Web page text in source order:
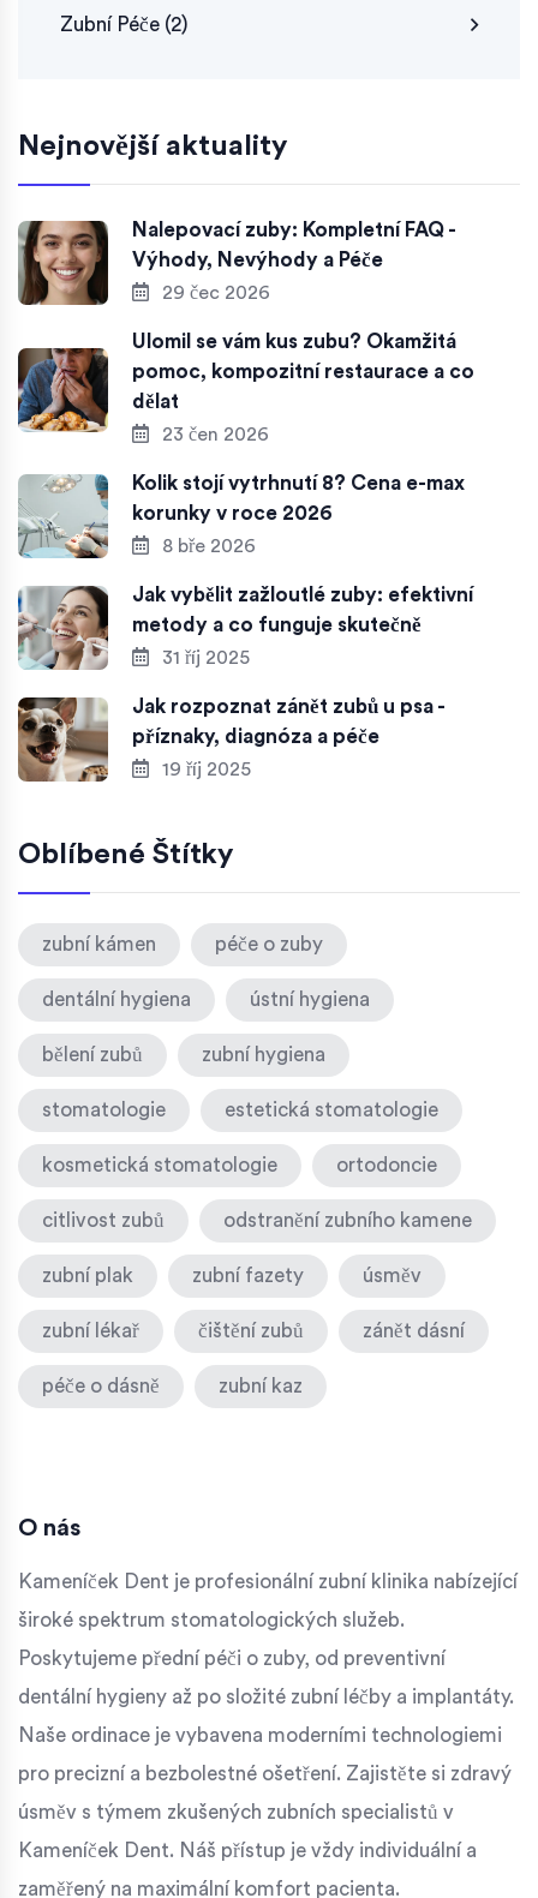
Zubní Péče (2)
Nejnovější aktuality
Nalepovací zuby: Kompletní FAQ -
Výhody, Nevýhody a Péče
29 čec 2026
Ulomil se vám kus zubu? Okamžitá
pomoc, kompozitní restaurace a co
dělat
23 čen 2026
Kolik stojí vytrhnutí 8? Cena e-max
korunky v roce 2026
8 bře 2026
Jak vybělit zažloutlé zuby: efektivní
metody a co funguje skutečně
31 říj 2025
Jak rozpoznat zánět zubů u psa -
příznaky, diagnóza a péče
19 říj 2025
Oblíbené Štítky
zubní kámen péče o zuby
dentální hygiena ústní hygiena
bělení zubů zubní hygiena
stomatologie estetická stomatologie
kosmetická stomatologie ortodoncie
citlivost zubů odstranění zubního kamene
zubní plak zubní fazety úsměv
zubní lékař čištění zubů zánět dásní
péče o dásně zubní kaz
O nás
Kameníček Dent je profesionální zubní klinika nabízející
široké spektrum stomatologických služeb.
Poskytujeme přední péči o zuby, od preventivní
dentální hygieny až po složité zubní léčby a implantáty.
Naše ordinace je vybavena moderními technologiemi
pro precizní a bezbolestné ošetření. Zajistěte si zdravý
úsměv s týmem zkušených zubních specialistů v
Kameníček Dent. Náš přístup je vždy individuální a
zaměřený na maximální komfort pacienta.